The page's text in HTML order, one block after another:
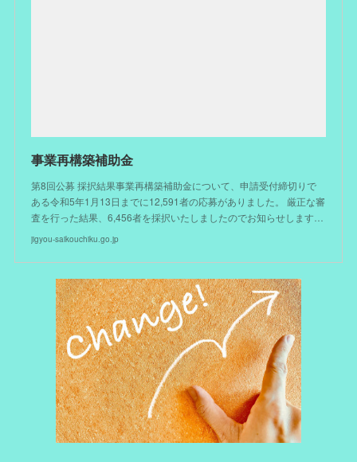
事業再構築補助金
第8回公募 採択結果事業再構築補助金について、申請受付締切りで
ある令和5年1月13日までに12,591者の応募がありました。 厳正な審
査を行った結果、6,456者を採択いたしましたのでお知らせします…
jigyou-saikouchiku.go.jp